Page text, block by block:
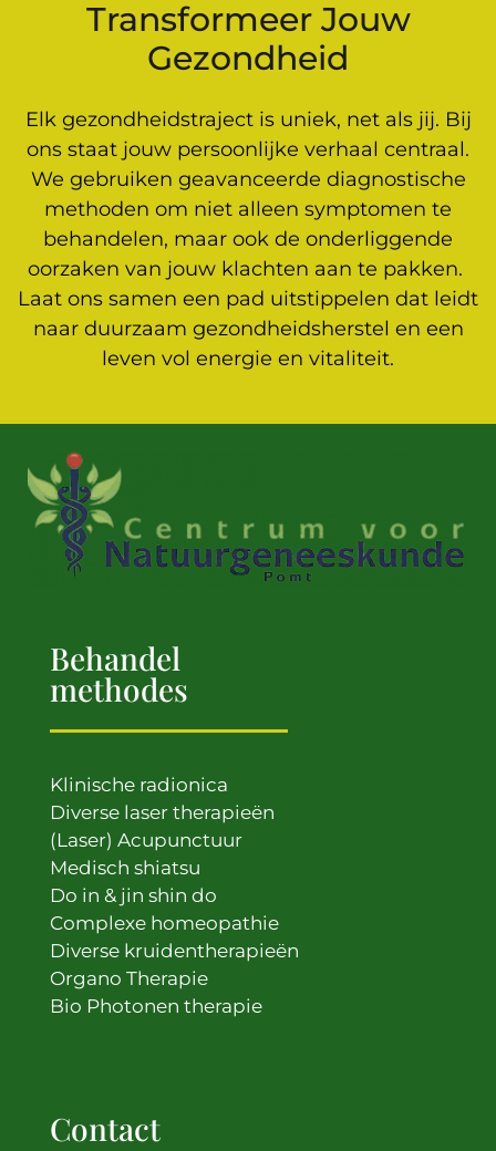
Transformeer Jouw
Gezondheid
Elk gezondheidstraject is uniek, net als jij. Bij
ons staat jouw persoonlijke verhaal centraal.
We gebruiken geavanceerde diagnostische
methoden om niet alleen symptomen te
behandelen, maar ook de onderliggende
oorzaken van jouw klachten aan te pakken.
Laat ons samen een pad uitstippelen dat leidt
naar duurzaam gezondheidsherstel en een
leven vol energie en vitaliteit.
Behandel
methodes
Klinische radionica
Diverse laser therapieën
(Laser) Acupunctuur
Medisch shiatsu
Do in & jin shin do
Complexe homeopathie
Diverse kruidentherapieën
Organo Therapie
Bio Photonen therapie
Contact